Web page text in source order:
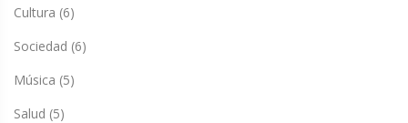
Cultura (6)
Sociedad (6)
Música (5)
Salud (5)